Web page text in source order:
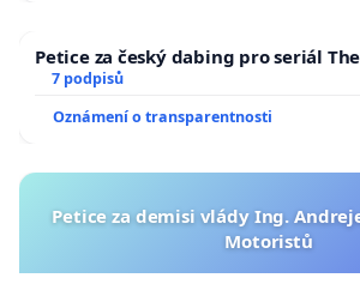
Petice za český dabing pro seriál
7 podpisů
Oznámení o transparentnosti
Petice za demisi vlády Ing.
Motoristů